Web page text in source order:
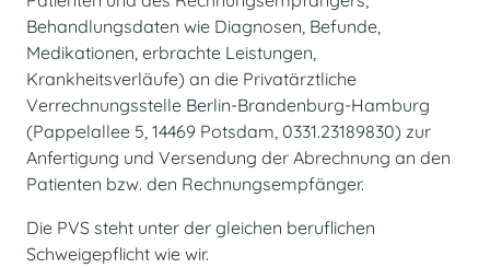
Behandlungsdaten wie Diagnosen, Befunde,
Medikationen, erbrachte Leistungen,
Krankheitsverläufe) an die Privatärztliche
Verrechnungsstelle Berlin-Brandenburg-Hamburg
(Pappelallee 5, 14469 Potsdam, 0331.23189830) zur
Anfertigung und Versendung der Abrechnung an den
Patienten bzw. den Rechnungsempfänger.
Die PVS steht unter der gleichen beruflichen
Schweigepflicht wie wir.